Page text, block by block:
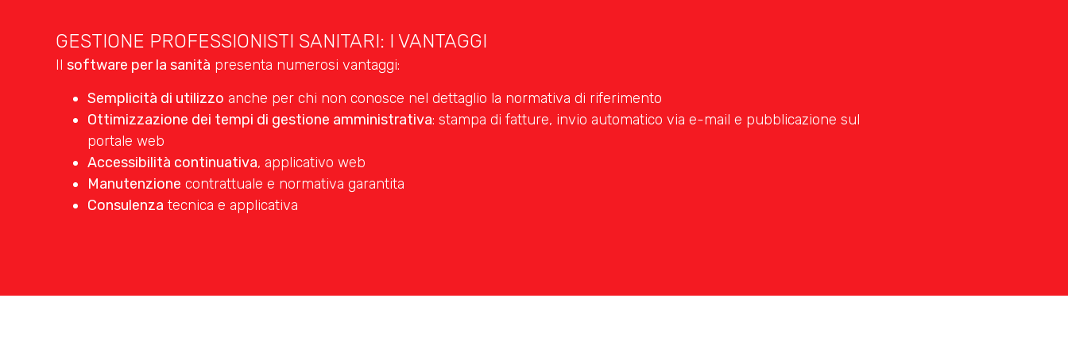
GESTIONE PROFESSIONISTI SANITARI: I VANTAGGI
Il software per la sanità presenta numerosi vantaggi:
Semplicità di utilizzo anche per chi non conosce nel dettaglio la normativa di riferimento
Ottimizzazione dei tempi di gestione amministrativa: stampa di fatture, invio automatico via e-mail e pubblicazione sul
portale web
Accessibilità continuativa, applicativo web
Manutenzione contrattuale e normativa garantita
Consulenza tecnica e applicativa